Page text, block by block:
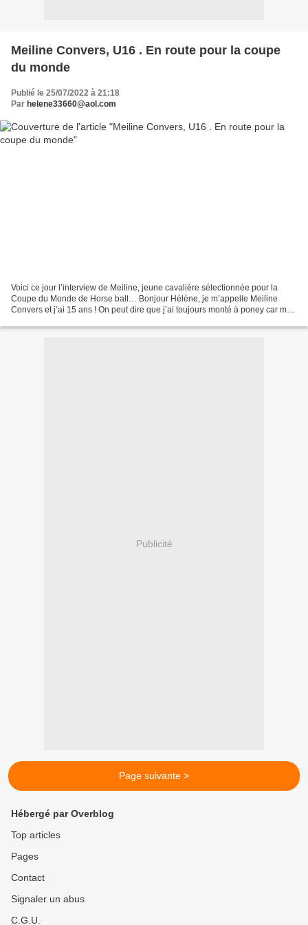
Meiline Convers, U16 . En route pour la coupe
du monde
Publié le 25/07/2022 à 21:18
Par helene33660@aol.com
Voici ce jour l’interview de Meiline, jeune cavalière sélectionnée pour la
Coupe du Monde de Horse ball… Bonjour Hélène, je m’appelle Meiline
Convers et j’ai 15 ans ! On peut dire que j’ai toujours monté à poney car mes
Publicité
Page suivante >
Hébergé par Overblog
Top articles
Pages
Contact
Signaler un abus
C.G.U.